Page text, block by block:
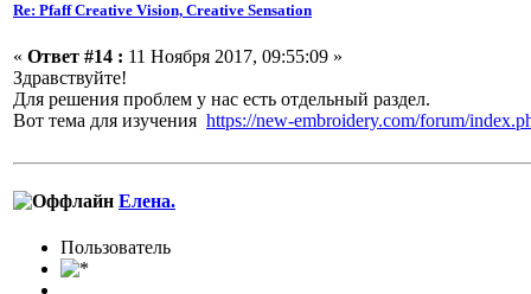
Re: Pfaff Creative Vision, Creative Sensation
« Ответ #14 : 11 Ноября 2017, 09:55:09 »
Здравствуйте!
Для решения проблем у нас есть отдельный раздел.
Вот тема для изучения https://new-embroidery.com/forum/
Елена.
Пользовaтeль